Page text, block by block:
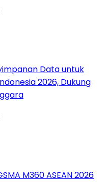
Data untuk
2026, Dukung
M360 ASEAN 2026